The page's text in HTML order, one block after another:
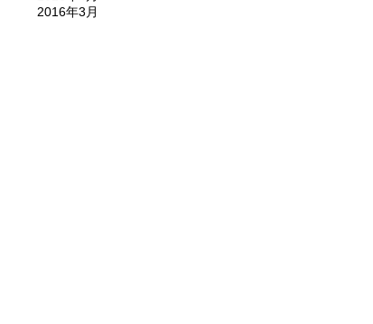
2016年3月